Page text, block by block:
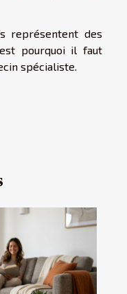
représentent des
pourquoi il faut
spécialiste.